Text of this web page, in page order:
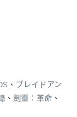
、 ブレイドアン
、 劍靈：革命 、